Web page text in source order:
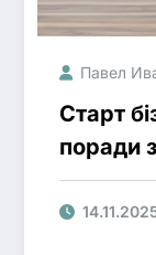
Павел
Старт
поради